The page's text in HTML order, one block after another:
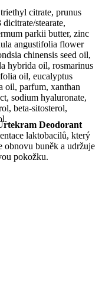
citrate, prunus
stearate,
parkii butter, zinc
angustifolia flower
chinensis seed oil,
hybrida oil, rosmarinus
oil, eucalyptus
oil, parfum, xanthan
sodium hyaluronate,
beta-sitosterol,
Deodorant
laktobacilů, který
obnovu buněk a udržuje
pokožku.